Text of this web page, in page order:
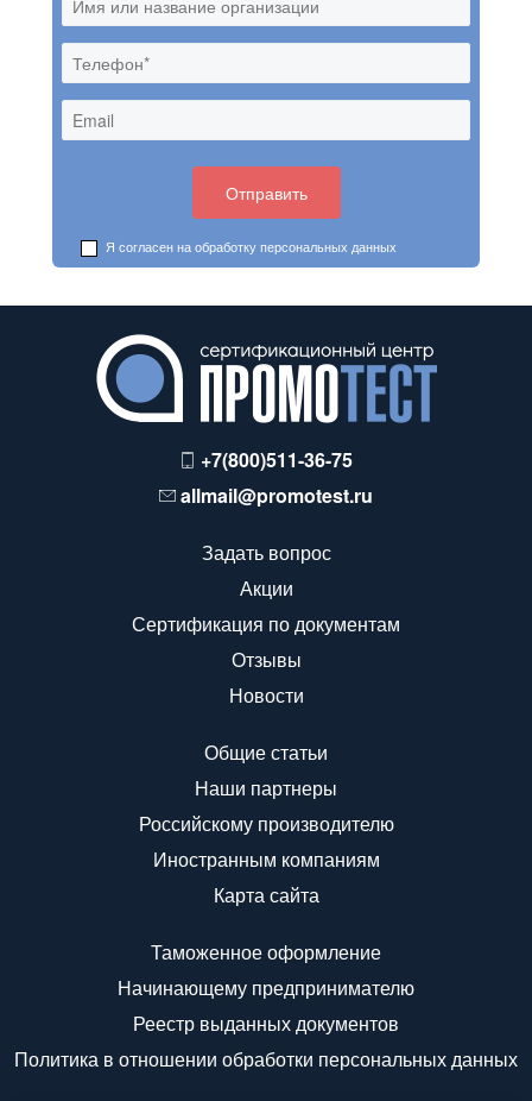
Я согласен на обработкуперсональных данных
+7(800)511-36-75
allmail@promotest.ru
Задать вопрос
Акции
Сертификация по документам
Отзывы
Новости
Общие статьи
Наши партнеры
Российскому производителю
Иностранным компаниям
Карта сайта
Таможенное оформление
Начинающему предпринимателю
Реестр выданных документов
Политика в отношении обработки персональных данных